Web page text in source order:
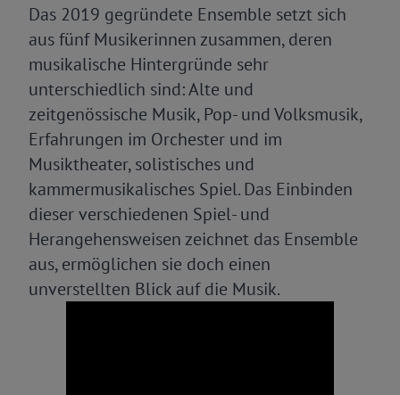
Das 2019 gegründete Ensemble setzt sich
aus fünf Musikerinnen zusammen, deren
musikalische Hintergründe sehr
unterschiedlich sind: Alte und
zeitgenössische Musik, Pop- und Volksmusik,
Erfahrungen im Orchester und im
Musiktheater, solistisches und
kammermusikalisches Spiel. Das Einbinden
dieser verschiedenen Spiel- und
Herangehensweisen zeichnet das Ensemble
aus, ermöglichen sie doch einen
unverstellten Blick auf die Musik.